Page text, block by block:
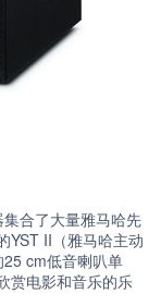
合了大量雅马哈先
YST II（雅马哈主动
cm低音喇叭单
赏电影和音乐的乐